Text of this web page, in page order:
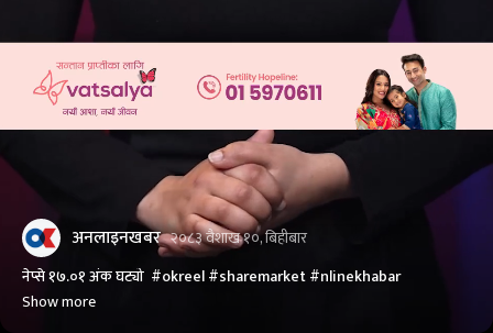
अनलाइनखबर २०८३ वैशाख १०, बिहीबार
नेप्से १७.०१ अंक घट्यो #okreel #sharemarket #nlinekhabar
Show more